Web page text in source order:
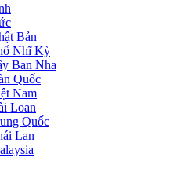
Bản
Nhĩ Kỳ
Ban Nha
Quốc
Nam
Loan
Quốc
Lan